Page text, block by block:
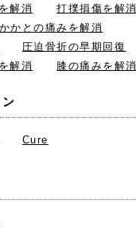
解消
打撲損傷を解消
かかとの痛みを解消
圧迫骨折の早期回復
解消
膝の痛みを解消
Cure